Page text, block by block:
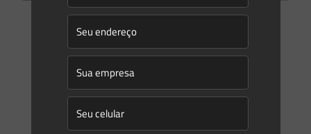
Planejamento é fundamental para novas fontes de energia
manter a expansão eólica e solar mas sem deixar de lado
energia base, que é no[…]
Read more